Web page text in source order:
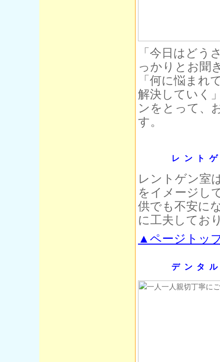
「今日はどう
っかりとお聞
「何に悩まれ
解決していく
ンをとって、
す。
レント
レントゲン室
をイメージし
供でも不安に
に工夫してお
▲ページトッ
デンタ